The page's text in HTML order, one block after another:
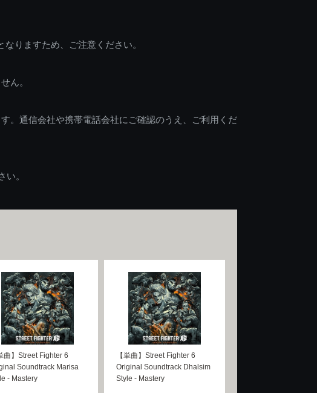
りますため、ご注意ください。
ん。
。通信会社や携帯電話会社にご確認のうえ、ご利用くだ
。
曲】Street Fighter 6
Soundtrack Marisa
- Mastery
【単曲】Street Fighter 6
Original Soundtrack Dhalsim
Style - Mastery